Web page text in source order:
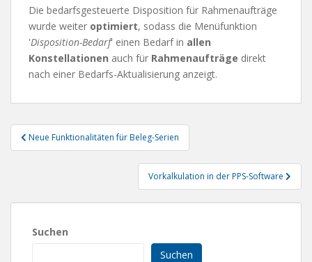
Die bedarfsgesteuerte Disposition für Rahmenaufträge
wurde weiter optimiert, sodass die Menüfunktion
'Disposition-Bedarf' einen Bedarf in allen
Konstellationen auch für Rahmenaufträge direkt
nach einer Bedarfs-Aktualisierung anzeigt.
Beitragsnavigation
Neue Funktionalitäten für Beleg-Serien
Vorkalkulation in der PPS-Software
Suchen
Suchen